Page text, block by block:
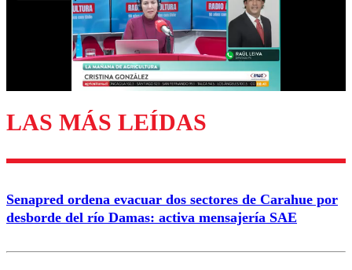
Enviar comentario
LAS MÁS LEÍDAS
Senapred ordena evacuar dos sectores de Carahue por
desborde del río Damas: activa mensajería SAE